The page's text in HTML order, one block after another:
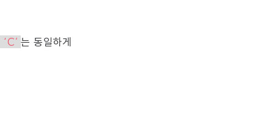
는 동일하게